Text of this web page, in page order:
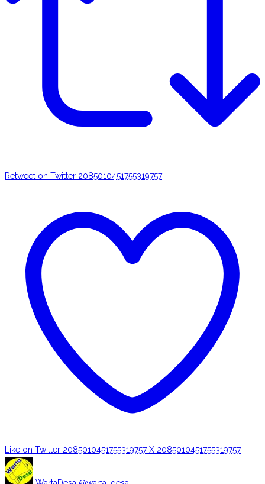
Retweet on Twitter 2085010451755319757
Like on Twitter 2085010451755319757 X 2085010451755319757